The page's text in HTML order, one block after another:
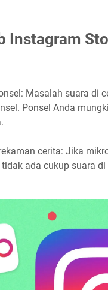
Instagram
Masalah suara di
Ponsel Anda
cerita: Jika
ada cukup suara